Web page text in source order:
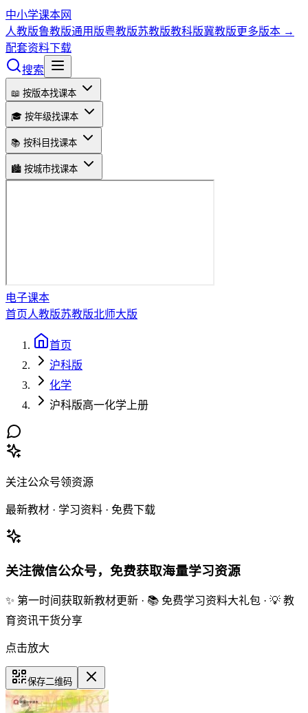
中小学课本网
人教版鲁教版通用版粤教版苏教版教科版冀教版更多版本 →
配套资料下载
搜索
📖 按版本找课本
🎓 按年级找课本
📚 按科目找课本
🏙️ 按城市找课本
电子课本
首页人教版苏教版北师大版
首页
沪科版
化学
沪科版高一化学上册
关注公众号领资源
最新教材 · 学习资料 · 免费下载
关注微信公众号，免费获取海量学习资源
✨ 第一时间获取新教材更新 · 📚 免费学习资料大礼包 · 💡 教
育资讯干货分享
点击放大
保存二维码